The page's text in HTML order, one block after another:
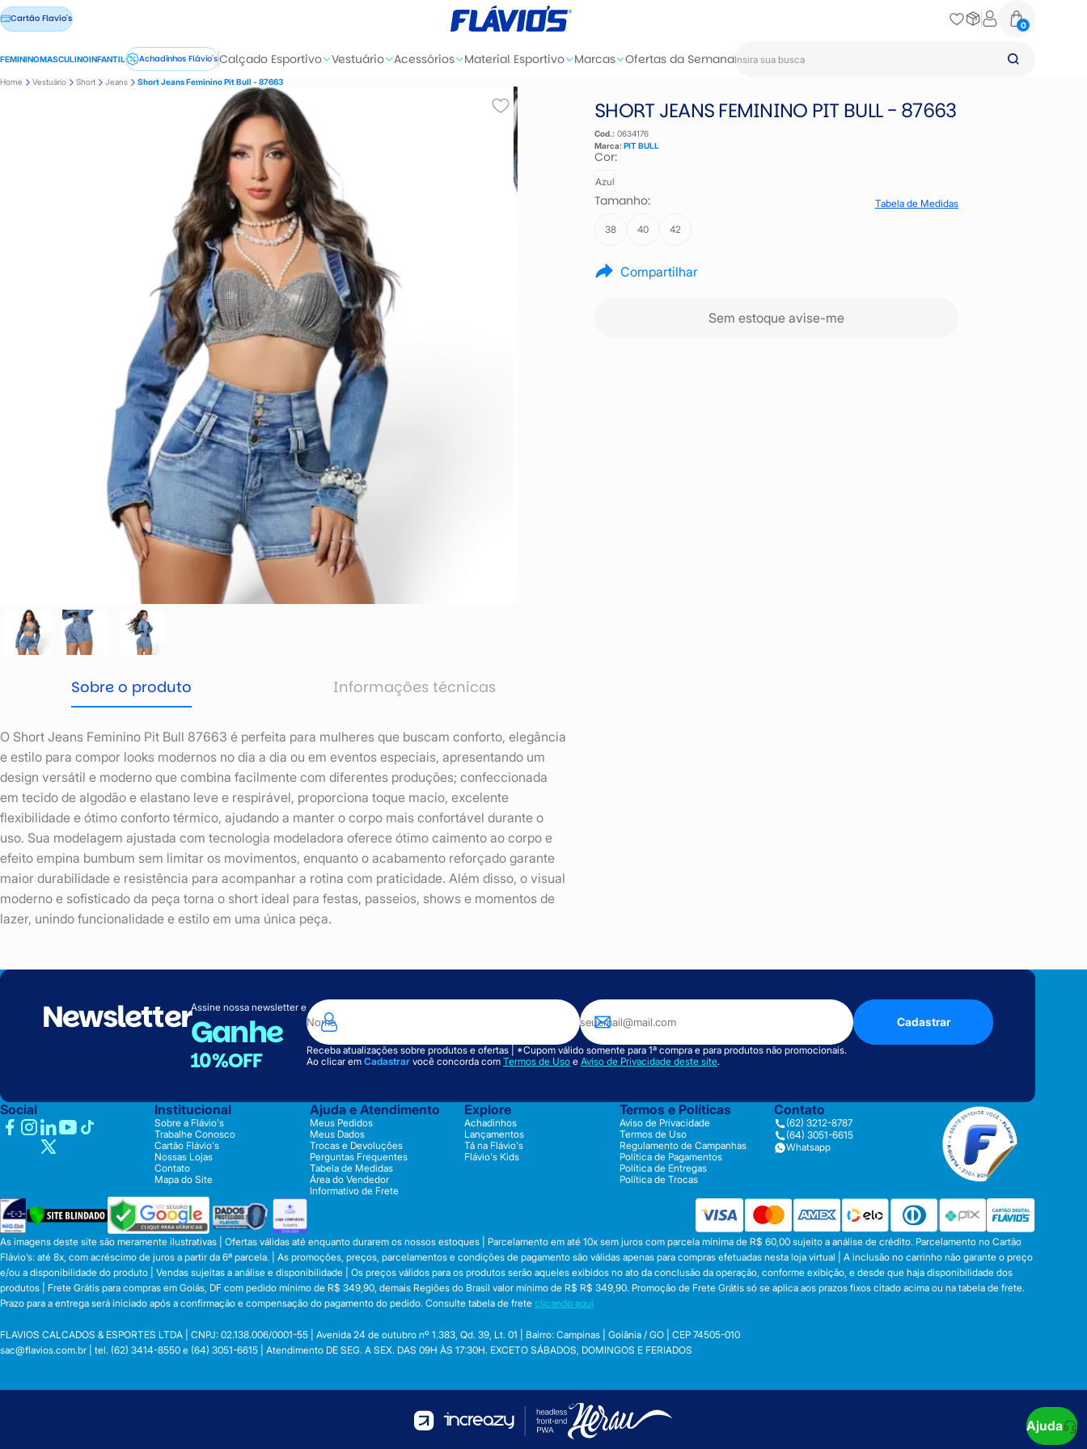
Cartão Flavio's
0
FEMININOMASCULINOINFANTIL Achadinhos Flávio'sCalçado Esportivo Vestuário Acessórios Material Esportivo Marcas Ofertas da Semana
Home Vestuário Short Jeans Short Jeans Feminino Pit Bull - 87663
SHORT JEANS FEMININO PIT BULL - 87663
Cod.: 0634176
Marca: PIT BULL
Cor:
Azul
Tamanho: Tabela de Medidas
38 40 42
Compartilhar
Sem estoque avise-me
Sobre o produto Informações técnicas
O Short Jeans Feminino Pit Bull 87663 é perfeita para mulheres que buscam conforto, elegância
e estilo para compor looks modernos no dia a dia ou em eventos especiais, apresentando um
design versátil e moderno que combina facilmente com diferentes produções; confeccionada
em tecido de algodão e elastano leve e respirável, proporciona toque macio, excelente
flexibilidade e ótimo conforto térmico, ajudando a manter o corpo mais confortável durante o
uso. Sua modelagem ajustada com tecnologia modeladora oferece ótimo caimento ao corpo e
efeito empina bumbum sem limitar os movimentos, enquanto o acabamento reforçado garante
maior durabilidade e resistência para acompanhar a rotina com praticidade. Além disso, o visual
moderno e sofisticado da peça torna o short ideal para festas, passeios, shows e momentos de
lazer, unindo funcionalidade e estilo em uma única peça.
NewsletterAssine nossa newsletter e
Ganhe
10%OFF
Cadastrar
Receba atualizações sobre produtos e ofertas | *Cupom válido somente para 1ª compra e para produtos não promocionais.
Ao clicar em Cadastrar você concorda com Termos de Uso e Aviso de Privacidade deste site.
Social Institucional
Sobre a Flávio's
Trabalhe Conosco
Cartão Flávio's
Nossas Lojas
Contato
Mapa do Site
Ajuda e Atendimento
Meus Pedidos
Meus Dados
Trocas e Devoluções
Perguntas Frequentes
Tabela de Medidas
Área do Vendedor
Informativo de Frete
Explore
Achadinhos
Lançamentos
Tá na Flávio's
Flávio's Kids
Termos e Políticas
Aviso de Privacidade
Termos de Uso
Regulamento de Campanhas
Política de Pagamentos
Política de Entregas
Política de Trocas
Contato
(62) 3212-8787
(64) 3051-6615
Whatsapp
As imagens deste site são meramente ilustrativas | Ofertas válidas até enquanto durarem os nossos estoques | Parcelamento em até 10x sem juros com parcela mínima de R$ 60,00 sujeito a análise de crédito. Parcelamento no Cartão
Flávio’s: até 8x, com acréscimo de juros a partir da 6ª parcela. | As promoções, preços, parcelamentos e condições de pagamento são válidas apenas para compras efetuadas nesta loja virtual | A inclusão no carrinho não garante o preço
e/ou a disponibilidade do produto | Vendas sujeitas a análise e disponibilidade | Os preços válidos para os produtos serão aqueles exibidos no ato da conclusão da operação, conforme exibição, e desde que haja disponibilidade dos
produtos | Frete Grátis para compras em Goiás, DF com pedido mínimo de R$ 349,90, demais Regiões do Brasil valor mínimo de R$ R$ 349,90. Promoção de Frete Grátis só se aplica aos prazos fixos citado acima ou na tabela de frete.
Prazo para a entrega será iniciado após a confirmação e compensação do pagamento do pedido. Consulte tabela de frete clicando aqui
FLAVIOS CALCADOS & ESPORTES LTDA | CNPJ: 02.138.006/0001-55 | Avenida 24 de outubro nº 1.383, Qd. 39, Lt. 01 | Bairro: Campinas | Goiânia / GO | CEP 74505-010
sac@flavios.com.br | tel. (62) 3414-8550 e (64) 3051-6615 | Atendimento DE SEG. A SEX. DAS 09H ÀS 17:30H. EXCETO SÁBADOS, DOMINGOS E FERIADOS
Ajuda